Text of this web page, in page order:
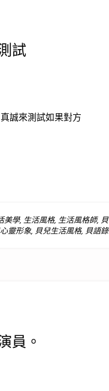
試
誠來測試如果對方
係要用真誠來測試”
美學, 生活風格, 生活風格師, 貝
靈形象, 貝兒生活風格, 貝語錄
員。